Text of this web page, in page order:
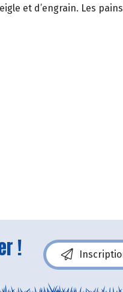
et d’engrain. Les
!